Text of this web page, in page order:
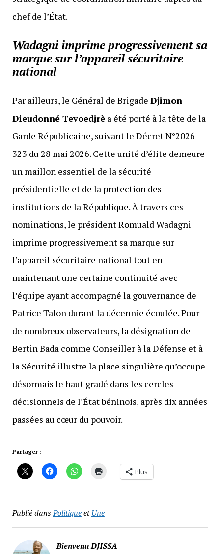
chef de l’État.
Wadagni imprime progressivement sa
marque sur l’appareil sécuritaire
national
Par ailleurs, le Général de Brigade Djimon
Dieudonné Tevoedjrèa été porté à la tête de la
Garde Républicaine, suivant le Décret N°2026-
323 du 28 mai 2026. Cette unité d’élite demeure
un maillon essentiel de la sécurité
présidentielle et de la protection des
institutions de la République. À travers ces
nominations, le président Romuald Wadagni
imprime progressivement sa marque sur
l’appareil sécuritaire national tout en
maintenant une certaine continuité avec
l’équipe ayant accompagné la gouvernance de
Patrice Talon durant la décennie écoulée. Pour
de nombreux observateurs, la désignation de
Bertin Bada comme Conseiller à la Défense et à
la Sécurité illustre la place singulière qu’occupe
désormais le haut gradé dans les cercles
décisionnels de l’État béninois, après dix années
passées au cœur du pouvoir.
Partager :
Plus
Publié dansPolitiqueetUne
Bienvenu DJISSA